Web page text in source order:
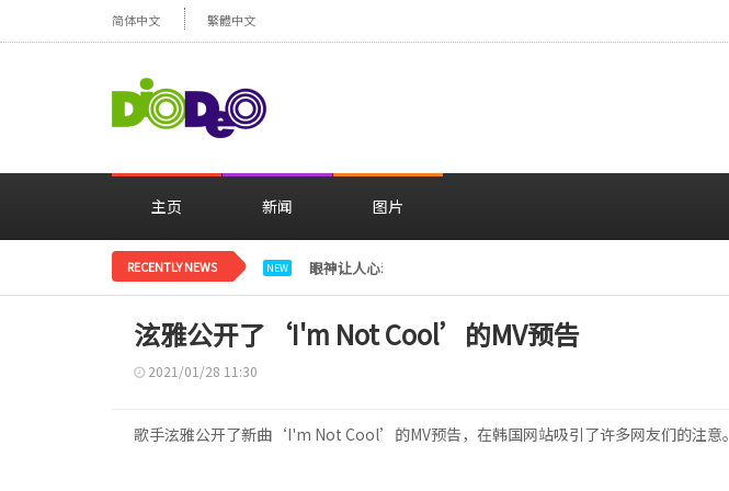
简体中文 繁體中文
主页 新闻 图片
RECENTLY NEWS NEW 眼神让人心动，美貌闪耀……安宥真，就算瞪着看也很漂亮呢
泫雅公开了‘I'm Not Cool’的MV预告
2021/01/28 11:30
歌手泫雅公开了新曲‘I'm Not Cool’的MV预告，在韩国网站吸引了许多网友们的注意。